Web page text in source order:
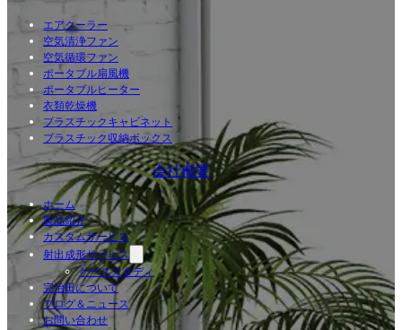
エアクーラー
空気清浄ファン
空気循環ファン
ポータブル扇風機
ポータブルヒーター
衣類乾燥機
プラスチックキャビネット
プラスチック収納ボックス
会社概要
ホーム
製品紹介
カスタムサービス
射出成形サービス
ケーススタディ
完治田について
ブログ＆ニュース
お問い合わせ